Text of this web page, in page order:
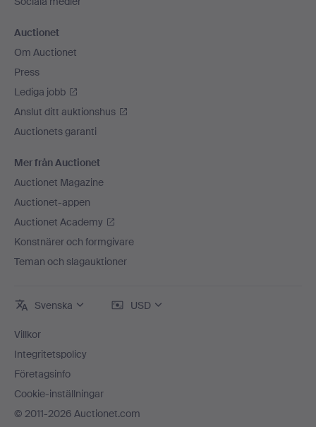
Auctionet
Om Auctionet
Press
Lediga jobb
Anslut ditt auktionshus
Auctionets garanti
Mer från Auctionet
Auctionet Magazine
Auctionet-appen
Auctionet Academy
Konstnärer och formgivare
Teman och slagauktioner
Svenska USD
Villkor
Integritetspolicy
Företagsinfo
Cookie-inställningar
© 2011-2026 Auctionet.com